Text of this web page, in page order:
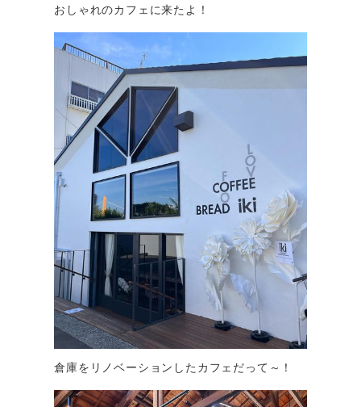
おしゃれのカフェに来たよ！
倉庫をリノベーションしたカフェだって～！